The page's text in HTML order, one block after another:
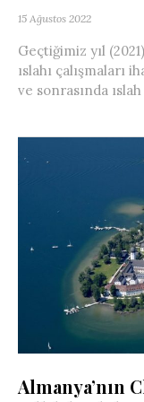
15 Ağustos 2022
Geçtiğimiz yıl
ıslahı çalışmaları
ve sonrasında
Almanya’nın